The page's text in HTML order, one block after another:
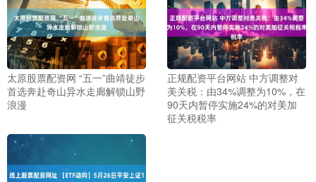
太原股票配资网 “五一”曲靖徒步
首选奔赴奇山异水走廊解锁山野
浪漫
正规配资平台网站 中方调整对
美关税：由34%调整为10%，在
90天内暂停实施24%的对美加
征关税税率